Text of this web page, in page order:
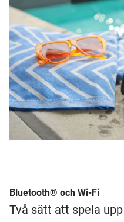
Bluetooth® och Wi-Fi
Två sätt att spela upp